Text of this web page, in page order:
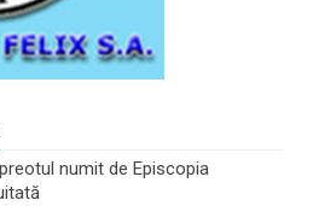
numit de Episcopia